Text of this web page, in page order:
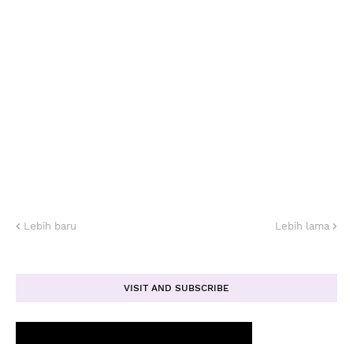
Lebih baru Lebih lama
VISIT AND SUBSCRIBE